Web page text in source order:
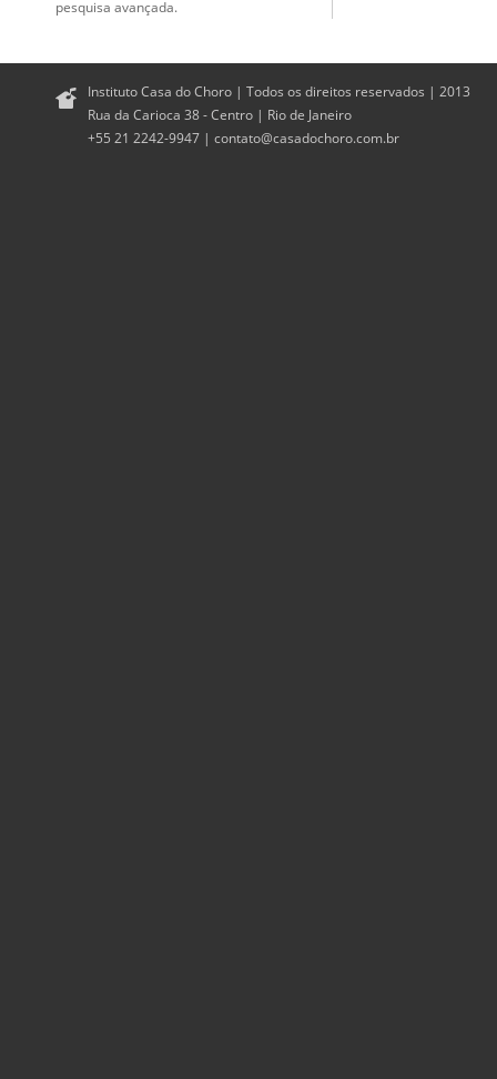
pesquisa avançada.
Instituto Casa do Choro | Todos os direitos reservados | 2013
Rua da Carioca 38 - Centro | Rio de Janeiro
+55 21 2242-9947 | contato@casadochoro.com.br